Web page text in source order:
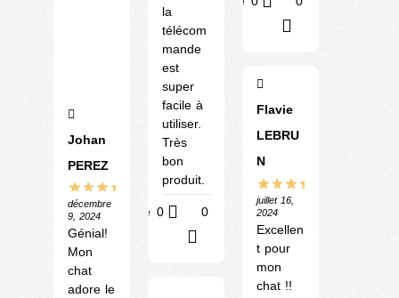
Johan
PEREZ
décembre
9, 2024
Génial!
Mon
chat
adore le
la
télécom
mande
est
super
facile à
utiliser.
Très
bon
produit.
Utile 0 0
Flavie
LEBRU
N
juillet 16,
2024
Excellen
t pour
mon
chat !!